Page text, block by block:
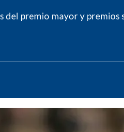
del premio mayor y premios